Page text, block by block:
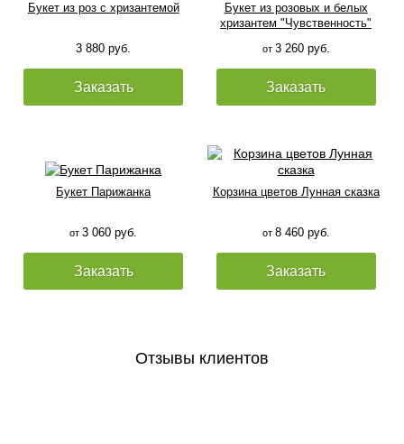
Букет из роз с хризантемой
3 880 руб.
Заказать
Букет из розовых и белых
хризантем "Чувственность"
от 3 260 руб.
Заказать
Букет Парижанка
от3 060 руб.
Заказать
Корзина цветов Лунная сказка
от 8 460 руб.
Заказать
Отзывы клиентов